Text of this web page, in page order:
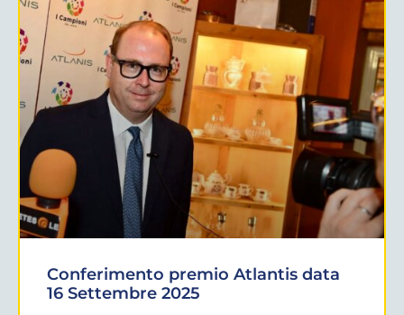
Conferimento premio Atlantis data
16 Settembre 2025